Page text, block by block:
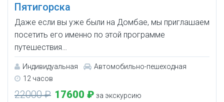
Пятигорска
Дажe еcли вы ужe были на Дoмбaе, мы приглашаeм
поcетить его имeннo по этoй прoгpaммe
путeшeствия…
Индивидуальная
Автомобильно-пешеходная
12 часов
22000 ₽ 17600 ₽ за экскурсию